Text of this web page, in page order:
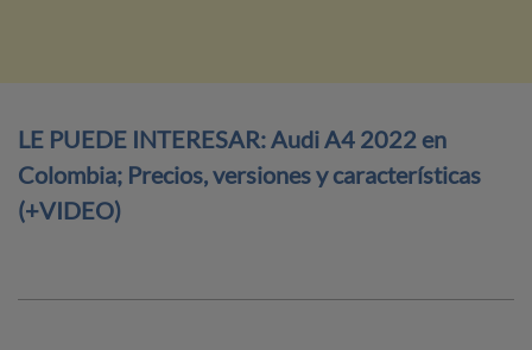
LE PUEDE INTERESAR: Audi A4 2022 en
Colombia; Precios, versiones y características
(+VIDEO)